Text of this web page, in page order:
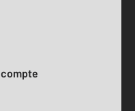
compte